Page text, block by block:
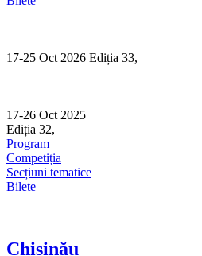
17-25 Oct 2026 Ediția 33,
17-26 Oct 2025
Ediția 32,
Program
Competiția
Secțiuni tematice
Bilete
Chișinău